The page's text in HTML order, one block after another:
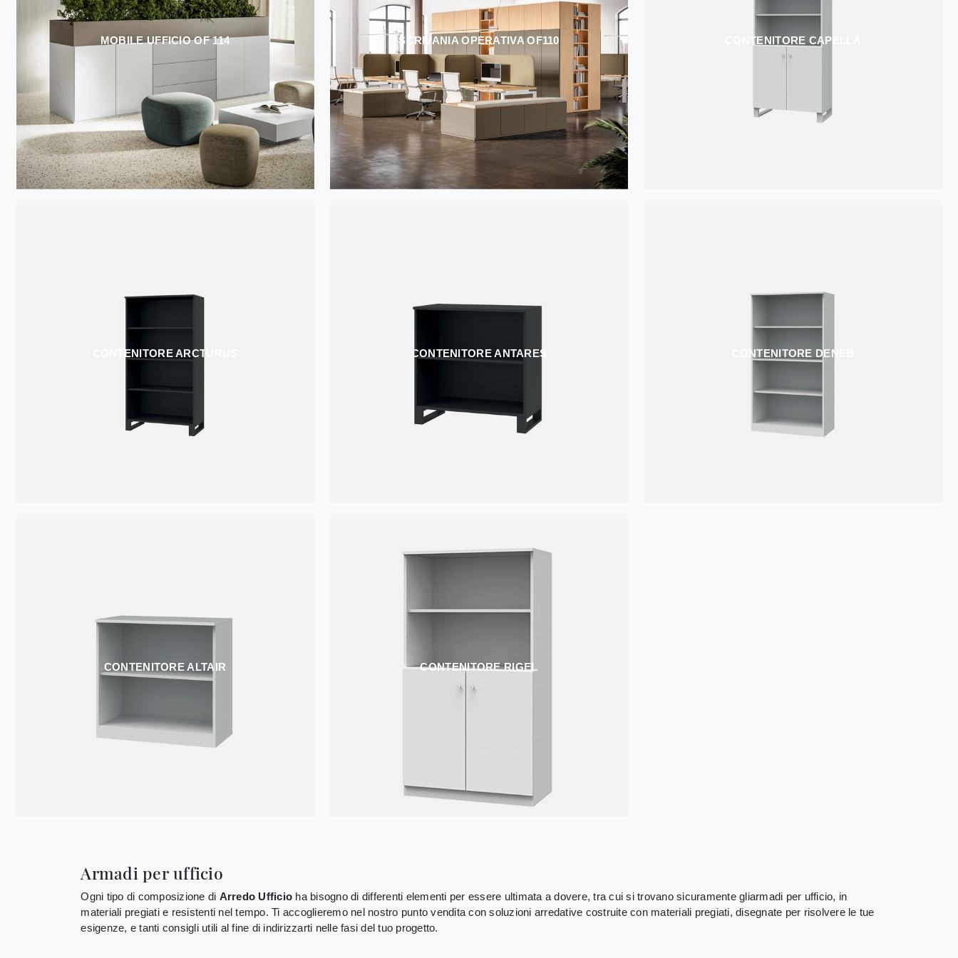
MOBILE UFFICIO OF 114 SCRIVANIA OPERATIVA OF110 CONTENITORE CAPELLA
CONTENITORE ARCTURUS CONTENITORE ANTARES CONTENITORE DENEB
CONTENITORE ALTAIR CONTENITORE RIGEL
Armadi per ufficio
Ogni tipo di composizione di Arredo Ufficio ha bisogno di differenti elementi per essere ultimata a dovere, tra cui si trovano sicuramente gliarmadi per ufficio, in
materiali pregiati e resistenti nel tempo. Ti accoglieremo nel nostro punto vendita con soluzioni arredative costruite con materiali pregiati, disegnate per risolvere le tue
esigenze, e tanti consigli utili al fine di indirizzarti nelle fasi del tuo progetto.